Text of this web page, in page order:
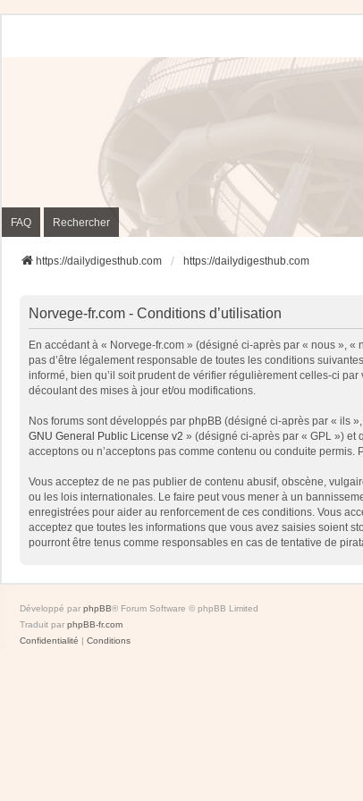
FAQ Rechercher
https://dailydigesthub.com https://dailydigesthub.com
Norvege-fr.com - Conditions d’utilisation
En accédant à « Norvege-fr.com » (désigné ci-après par « nous »,
pas d’être légalement responsable de toutes les conditions
informé, bien qu’il soit prudent de vérifier régulièrement celles-ci
découlant des mises à jour et/ou modifications.
Nos forums sont développés par phpBB (désigné ci-après par « ils
GNU General Public License v2 » (désigné ci-après par « GPL ») et
acceptons ou n’acceptons pas comme contenu ou conduite
Vous acceptez de ne pas publier de contenu abusif, obscène,
ou les lois internationales. Le faire peut vous mener à un
enregistrées pour aider au renforcement de ces conditions. Vous
acceptez que toutes les informations que vous avez saisies soient
pourront être tenus comme responsables en cas de tentative de
Développé par phpBB® Forum Software © phpBB Limited
Traduit par phpBB-fr.com
Confidentialité | Conditions